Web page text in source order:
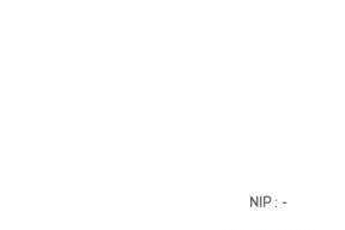
NIP : -